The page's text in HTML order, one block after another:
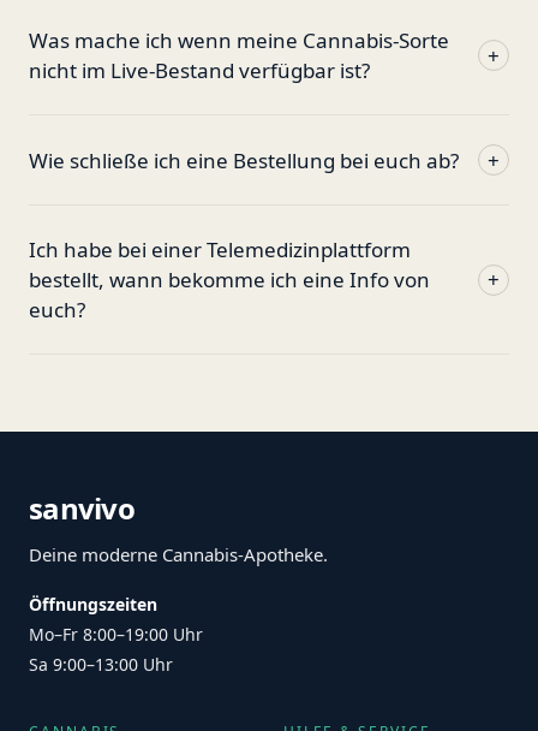
Was mache ich wenn meine Cannabis-Sorte
nicht im Live-Bestand verfügbar ist?
+
Wie schließe ich eine Bestellung bei euch ab? +
Ich habe bei einer Telemedizinplattform
bestellt, wann bekomme ich eine Info von
euch?
+
sanvivo
Deine moderne Cannabis-Apotheke.
Öffnungszeiten
Mo–Fr 8:00–19:00 Uhr
Sa 9:00–13:00 Uhr